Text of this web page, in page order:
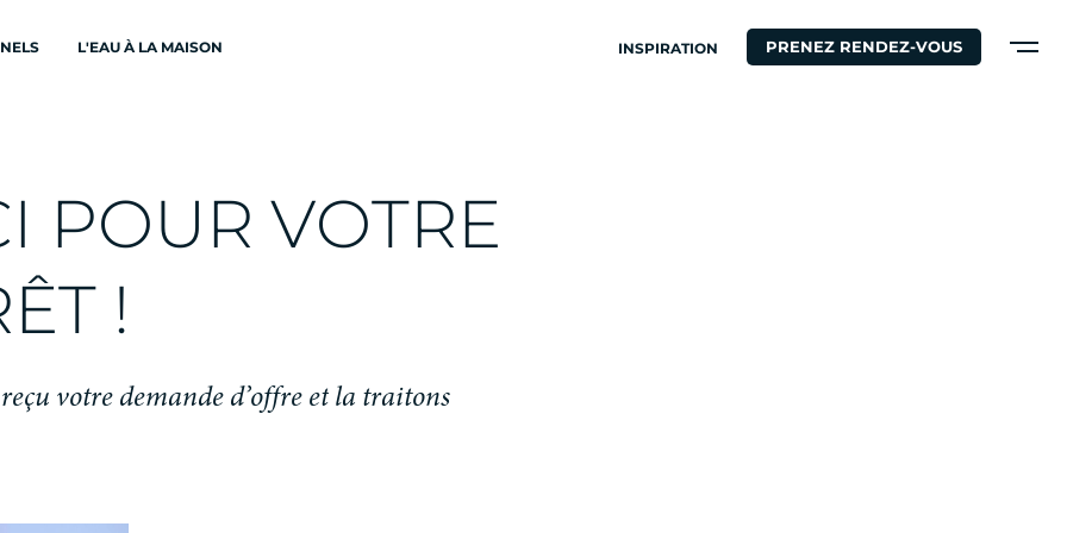
L'EAU À LA MAISON INSPIRATION PRENEZ RENDEZ-VOUS
I POUR VOTRE
ÊT !
reçu votre demande d’offre et la traitons